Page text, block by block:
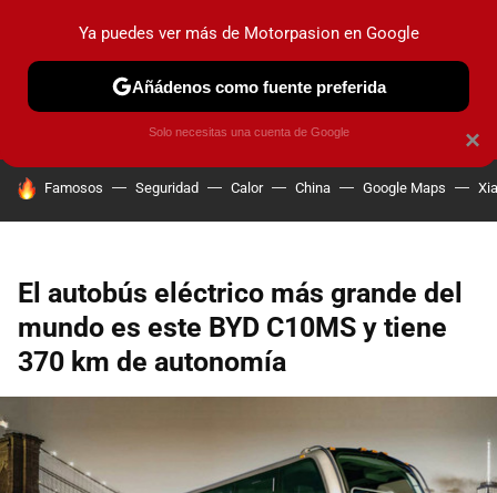
PRUEBAS COCHES ELÉCTRICOS OBSERVATORIO
HOY SE HABLA DE
Famosos Seguridad Calor China Google Maps
El autobús eléctrico más grande del
mundo es este BYD C10MS y tiene
370 km de autonomía
×
Ya puedes ver más de Motorpasion en Google
Añádenos como fuente preferida
Solo necesitas una cuenta de Google